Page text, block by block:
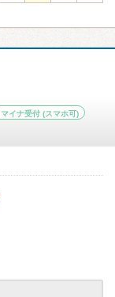
マイナ受付 (スマホ可)